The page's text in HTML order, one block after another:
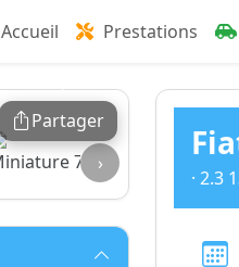
Accueil Prestations
Partager
›
· 2.3